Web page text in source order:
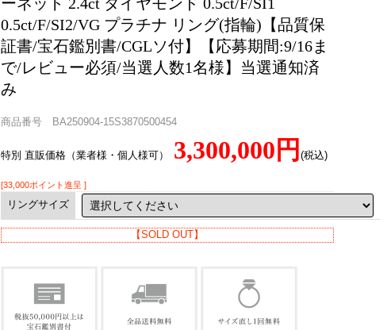
0.5ct/F/SI2/VG プラチナ リング(指輪)【品質保
証書/宝石鑑別書/CGLソ付】【応募期間:9/16ま
で/レビュー必須/当選人数1名様】当選通知済
み
商品番号 BA250904-15S3870500454
特別 直販価格（業者様・個人様可） 3,300,000円(税込)
[33,000ポイント進呈 ]
リングサイズ
【SOLD OUT】